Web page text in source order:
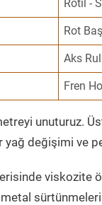
Rotil -
Rot
Aks
Fren
unuturuz.
değişimi ve
sürtünmeleri